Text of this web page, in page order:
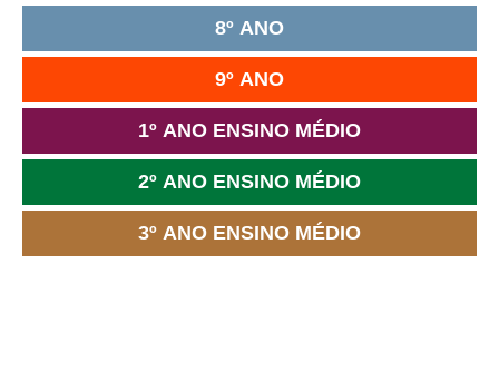
8º ANO
9º ANO
1º ANO ENSINO MÉDIO
2º ANO ENSINO MÉDIO
3º ANO ENSINO MÉDIO